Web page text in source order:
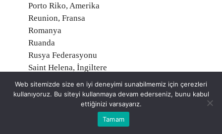
Porto Riko, Amerika
Reunion, Fransa
Romanya
Ruanda
Rusya Federasyonu
Saint Helena, İngiltere
Saint Martin, Fransa
Saint Pierre ve Miquelon, Fransa
Santa Kitts ve Nevis
Web sitemizde size en iyi deneyimi sunabilmemiz için çerezleri
kullanıyoruz. Bu siteyi kullanmaya devam ederseniz, bunu kabul
ettiğinizi varsayarız.
Tamam